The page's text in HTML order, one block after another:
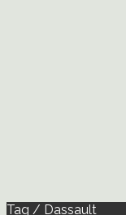
Tag / Dassault